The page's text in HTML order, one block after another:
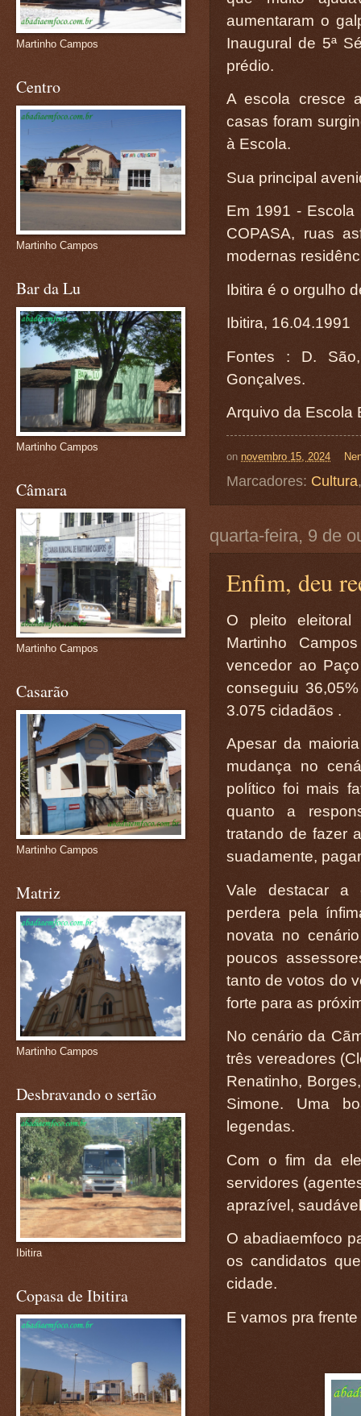
aumentaram o
Inaugural de 5ª
prédio.
A escola cresce
casas foram
à Escola.
Sua principal
Em 1991 - Escola
COPASA, ruas
modernas
Ibitira é o orgulho
Ibitira, 16.04.1991
Fontes : D.
Gonçalves.
Arquivo da Escola
on novembro 15, 2024
Marcadores: Cultura
quarta-feira, 9 de
Enfim, deu
O pleito
Martinho
vencedor ao
conseguiu
3.075 cidadãos .
Apesar da
mudança no
político foi mais
quanto a
tratando de fazer
suadamente,
Vale destacar a
perdera pela
novata no
poucos
tanto de votos do
forte para as
No cenário da
três vereadores
Renatinho,
Simone. Uma
legendas.
Com o fim da
servidores
aprazível,
O abadiaemfoco
os candidatos
cidade.
E vamos pra
Martinho Campos
Centro
Martinho Campos
Bar da Lu
Martinho Campos
Câmara
Martinho Campos
Casarão
Martinho Campos
Matriz
Martinho Campos
Desbravando o sertão
Ibitira
Copasa de Ibitira